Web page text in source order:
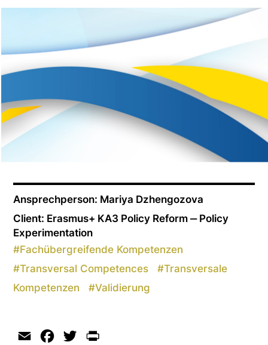
Ansprechperson: Mariya Dzhengozova
Client: Erasmus+ KA3 Policy Reform ‒ Policy
Experimentation
#Fachübergreifende Kompetenzen
#Transversal Competences #Transversale
Kompetenzen
#Validierung
Email Facebook
Twitter